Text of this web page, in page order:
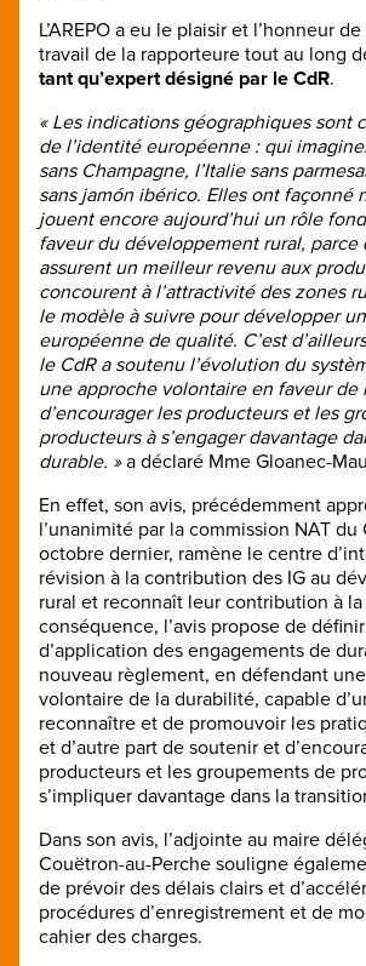
L’AREPO a eu le plaisir et l’honneur
travail de la rapporteure tout au long
tant qu’expert désigné par le CdR.
« Les indications géographiques sont
de l’identité européenne : qui
sans Champagne, l’Italie sans
sans jamón ibérico. Elles ont façonné
jouent encore aujourd’hui un rôle
faveur du développement rural, parce
assurent un meilleur revenu aux
concourent à l’attractivité des zones
le modèle à suivre pour développer
européenne de qualité. C’est
le CdR a soutenu l’évolution du
une approche volontaire en faveur de
d’encourager les producteurs et les
producteurs à s’engager davantage
durable. »a déclaré Mme Gloanec-
En effet, son avis, précédemment
l’unanimité par la commission NAT du
octobre dernier, ramène le centre
révision à la contribution des IG au
rural et reconnaît leur contribution à
conséquence, l’avis propose de
d’application des engagements de
nouveau règlement, en défendant
volontaire de la durabilité, capable
reconnaître et de promouvoir les
et d’autre part de soutenir et
producteurs et les groupements de
s’impliquer davantage dans la
Dans son avis, l’adjointe au maire
Couëtron-au-Perche souligne
de prévoir des délais clairs et
procédures d’enregistrement et de
cahier des charges.